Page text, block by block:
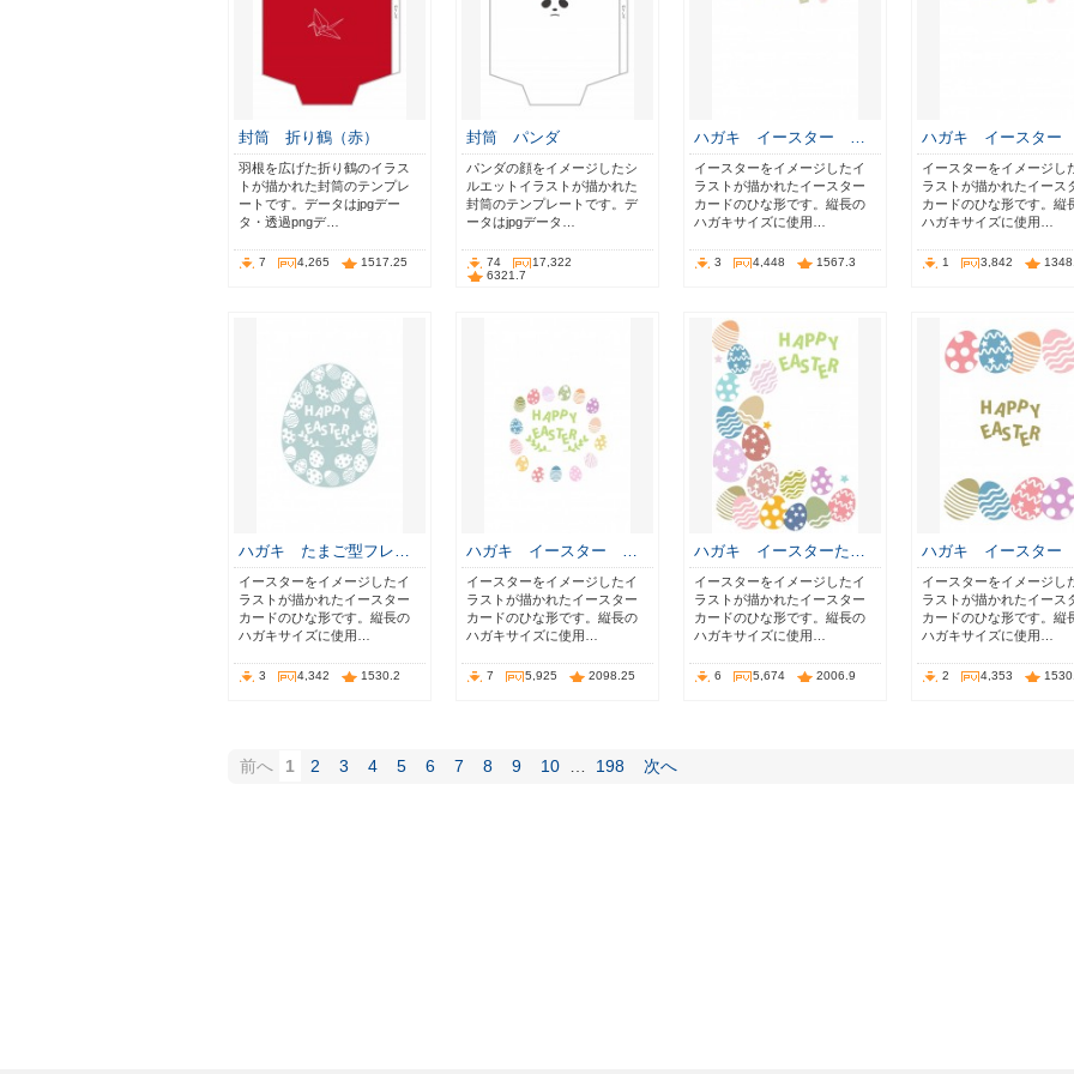
封筒 折り鶴（赤）
羽根を広げた折り鶴のイラス
トが描かれた封筒のテンプレ
ートです。データはjpgデー
タ・透過pngデ…
7 4,265 1517.25
封筒 パンダ
パンダの顔をイメージしたシ
ルエットイラストが描かれた
封筒のテンプレートです。デ
ータはjpgデータ…
74
17,322
6321.7
ハガキ イースター …
イースターをイメージしたイ
ラストが描かれたイースター
カードのひな形です。縦長の
ハガキサイズに使用…
3 4,448 1567.3
ハガキ イースタ
イースターをイメージし
ラストが描かれたイース
カードのひな形です。縦
ハガキサイズに使用…
1 3,842
ハガキ たまご型フレ…
イースターをイメージしたイ
ラストが描かれたイースター
カードのひな形です。縦長の
ハガキサイズに使用…
3 4,342 1530.2
ハガキ イースター …
イースターをイメージしたイ
ラストが描かれたイースター
カードのひな形です。縦長の
ハガキサイズに使用…
7 5,925 2098.25
ハガキ イースターた…
イースターをイメージしたイ
ラストが描かれたイースター
カードのひな形です。縦長の
ハガキサイズに使用…
6 5,674 2006.9
ハガキ イースタ
イースターをイメージし
ラストが描かれたイース
カードのひな形です。縦
ハガキサイズに使用…
2 4,353
前へ 1 2 3 4 5 6 7 8 9 10 198 次へ